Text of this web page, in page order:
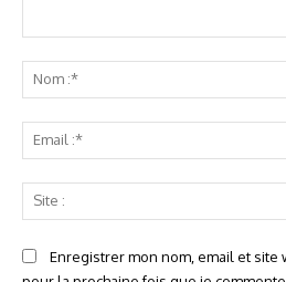
Enregistrer mon nom, email et site